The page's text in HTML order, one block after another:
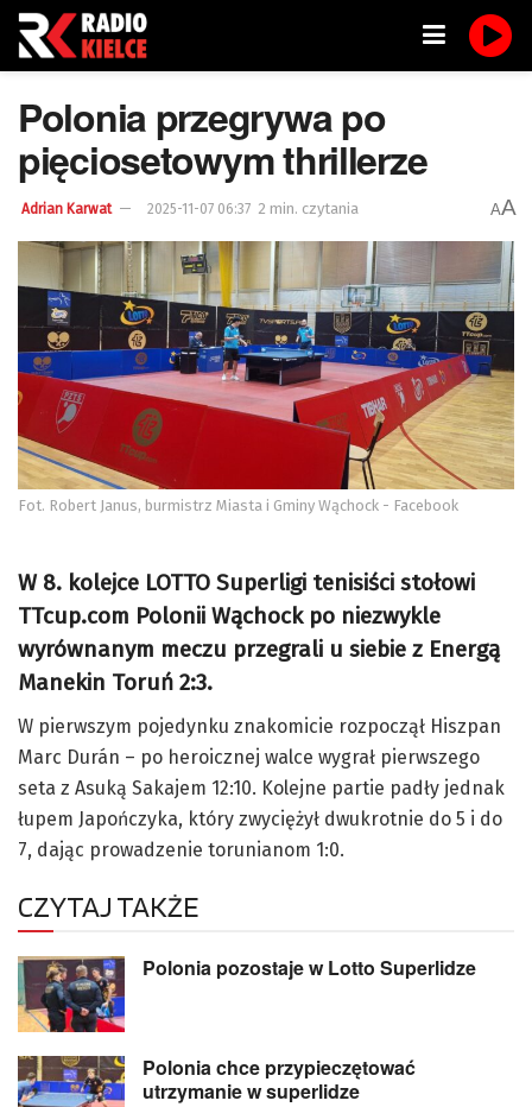
Polonia przegrywa po
pięciosetowym thrillerze
Adrian Karwat 2025-11-07 06:37 2 min. czytania AA
Fot. Robert Janus, burmistrz Miasta i Gminy Wąchock - Facebook
W 8. kolejce LOTTO Superligi tenisiści stołowi
TTcup.com Polonii Wąchock po niezwykle
wyrównanym meczu przegrali u siebie z Energą
Manekin Toruń 2:3.
W pierwszym pojedynku znakomicie rozpoczął Hiszpan
Marc Durán – po heroicznej walce wygrał pierwszego
seta z Asuką Sakajem 12:10. Kolejne partie padły jednak
łupem Japończyka, który zwyciężył dwukrotnie do 5 i do
7, dając prowadzenie torunianom 1:0.
CZYTAJ TAKŻE
Polonia pozostaje w Lotto Superlidze
Polonia chce przypieczętować
utrzymanie w superlidze